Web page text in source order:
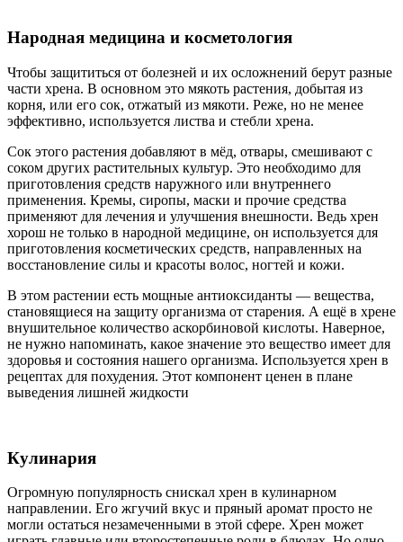
Народная медицина и косметология
Чтобы защититься от болезней и их осложнений берут разные
части хрена. В основном это мякоть растения, добытая из
корня, или его сок, отжатый из мякоти. Реже, но не менее
эффективно, используется листва и стебли хрена.
Сок этого растения добавляют в мёд, отвары, смешивают с
соком других растительных культур. Это необходимо для
приготовления средств наружного или внутреннего
применения. Кремы, сиропы, маски и прочие средства
применяют для лечения и улучшения внешности. Ведь хрен
хорош не только в народной медицине, он используется для
приготовления косметических средств, направленных на
восстановление силы и красоты волос, ногтей и кожи.
В этом растении есть мощные антиоксиданты — вещества,
становящиеся на защиту организма от старения. А ещё в хрене
внушительное количество аскорбиновой кислоты. Наверное,
не нужно напоминать, какое значение это вещество имеет для
здоровья и состояния нашего организма. Используется хрен в
рецептах для похудения. Этот компонент ценен в плане
выведения лишней жидкости
Кулинария
Огромную популярность снискал хрен в кулинарном
направлении. Его жгучий вкус и пряный аромат просто не
могли остаться незамеченными в этой сфере. Хрен может